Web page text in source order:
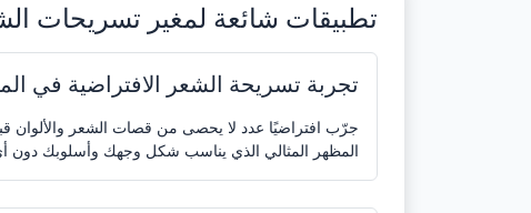
تطبيقات شائعة لمغير تسريحات
تجربة تسريحة الشعر الافتراضية في
جرّب افتراضيًا عدد لا يحصى من قصات الشعر والألوان
المظهر المثالي الذي يناسب شكل وجهك وأسلوبك دون